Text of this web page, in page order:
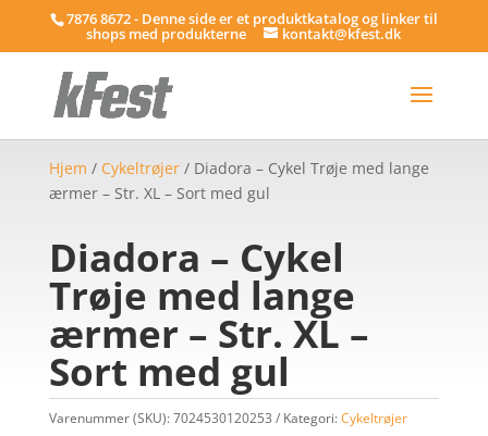
7876 8672 - Denne side er et produktkatalog og linker til
shops med produkterne kontakt@kfest.dk
Hjem / Cykeltrøjer/ Diadora – Cykel Trøje med lange
ærmer – Str. XL – Sort med gul
Diadora – Cykel
Trøje med lange
ærmer – Str. XL –
Sort med gul
Varenummer (SKU):7024530120253 Kategori:Cykeltrøjer